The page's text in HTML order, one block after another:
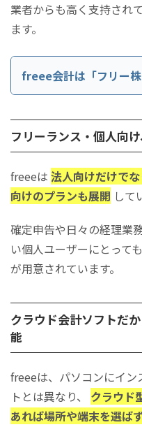
業者からも高く支持され
ます。
freee会計は「フリー
従業員数
本社住所
設立
支社
事業者登録
参考：会社概要│フ
フリーランス・個人向
freeeは 法人向けだけで
向けのプランも展開 して
確定申告や日々の経理業
い個人ユーザーにとって
が用意されています。
クラウド会計ソフトだ
能
freeeは、パソコンにイン
トとは異なり、 クラウド
あれば場所や端末を選ば